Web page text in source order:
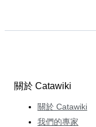
關於 Catawiki
關於 Catawiki
我們的專家